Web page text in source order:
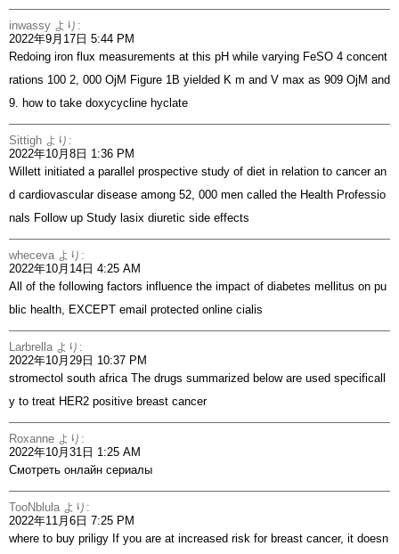
inwassy より:
2022年9月17日 5:44 PM
Redoing iron flux measurements at this pH while varying FeSO 4 concent
rations 100 2, 000 ОјM Figure 1B yielded K m and V max as 909 ОјM and
9. how to take doxycycline hyclate
Sittigh より:
2022年10月8日 1:36 PM
Willett initiated a parallel prospective study of diet in relation to cancer an
d cardiovascular disease among 52, 000 men called the Health Professio
nals Follow up Study lasix diuretic side effects
wheceva より:
2022年10月14日 4:25 AM
All of the following factors influence the impact of diabetes mellitus on pu
blic health, EXCEPT email protected online cialis
Larbrella より:
2022年10月29日 10:37 PM
stromectol south africaThe drugs summarized below are used specificall
y to treat HER2 positive breast cancer
Roxanne より:
2022年10月31日 1:25 AM
Смотреть онлайн сериалы
TooNblula より:
2022年11月6日 7:25 PM
where to buy priligy If you are at increased risk for breast cancer, it doesn